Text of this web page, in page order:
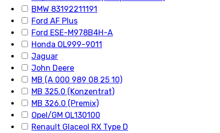
BMW 83192211191
Ford AF Plus
Ford ESE-M978B4H-A
Honda OL999-9011
Jaguar
John Deere
MB (A 000 989 08 25 10)
MB 325.0 (Konzentrat)
MB 326.0 (Premix)
Opel/GM QL130100
Renault Glaceol RX Type D